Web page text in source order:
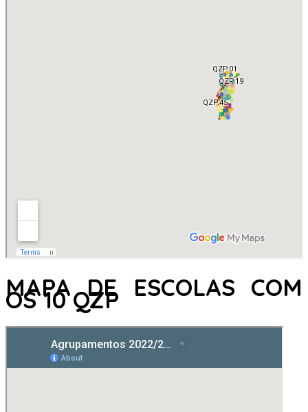
MAPA DE ESCOLAS COM
OS 10 QZP